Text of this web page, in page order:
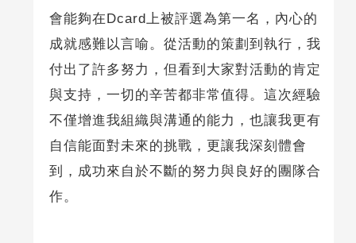
會能夠在Dcard上被評選為第一名，內心的
成就感難以言喻。從活動的策劃到執行，我
付出了許多努力，但看到大家對活動的肯定
與支持，一切的辛苦都非常值得。這次經驗
不僅增進我組織與溝通的能力，也讓我更有
自信能面對未來的挑戰，更讓我深刻體會
到，成功來自於不斷的努力與良好的團隊合
作。